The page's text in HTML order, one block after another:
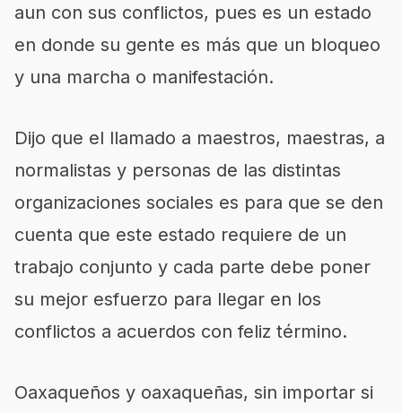
aun con sus conflictos, pues es un estado
en donde su gente es más que un bloqueo
y una marcha o manifestación.
Dijo que el llamado a maestros, maestras, a
normalistas y personas de las distintas
organizaciones sociales es para que se den
cuenta que este estado requiere de un
trabajo conjunto y cada parte debe poner
su mejor esfuerzo para llegar en los
conflictos a acuerdos con feliz término.
Oaxaqueños y oaxaqueñas, sin importar si